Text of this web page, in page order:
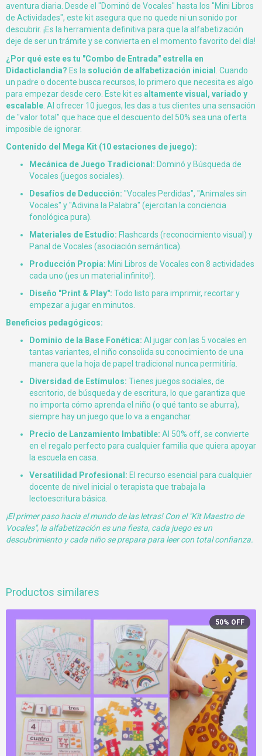
aventura diaria. Desde el "Dominó de Vocales" hasta los "Mini Libros
de Actividades", este kit asegura que no quede ni un sonido por
descubrir. ¡Es la herramienta definitiva para que la alfabetización
deje de ser un trámite y se convierta en el momento favorito del día!
¿Por qué este es tu "Combo de Entrada" estrella en
Didacticlandia? Es la solución de alfabetización inicial
. Cuando
un padre o docente busca recursos, lo primero que necesita es algo
para empezar desde cero. Este kit es altamente visual, variado y
escalable . Al ofrecer 10 juegos, les das a tus clientes una sensación
de "valor total" que hace que el descuento del 50% sea una oferta
imposible de ignorar.
Contenido del Mega Kit (10 estaciones de juego):
Mecánica de Juego Tradicional: Dominó y Búsqueda de
Vocales (juegos sociales).
Desafíos de Deducción: "Vocales Perdidas", "Animales sin
Vocales" y "Adivina la Palabra" (ejercitan la conciencia
fonológica pura).
Materiales de Estudio: Flashcards (reconocimiento visual) y
Panal de Vocales (asociación semántica).
Producción Propia: Mini Libros de Vocales con 8 actividades
cada uno (¡es un material infinito!).
Diseño "Print & Play": Todo listo para imprimir, recortar y
empezar a jugar en minutos.
Beneficios pedagógicos:
Dominio de la Base Fonética: Al jugar con las 5 vocales en
tantas variantes, el niño consolida su conocimiento de una
manera que la hoja de papel tradicional nunca permitiría.
Diversidad de Estímulos: Tienes juegos sociales, de
escritorio, de búsqueda y de escritura, lo que garantiza que
no importa cómo aprenda el niño (o qué tanto se aburra),
siempre hay un juego que lo va a enganchar.
Precio de Lanzamiento Imbatible: Al 50% off, se convierte
en el regalo perfecto para cualquier familia que quiera apoyar
la escuela en casa.
Versatilidad Profesional: El recurso esencial para cualquier
docente de nivel inicial o terapista que trabaja la
lectoescritura básica.
¡El primer paso hacia el mundo de las letras! Con el "Kit Maestro de
Vocales", la alfabetización es una fiesta, cada juego es un
descubrimiento y cada niño se prepara para leer con total confianza.
Productos similares
50% OFF